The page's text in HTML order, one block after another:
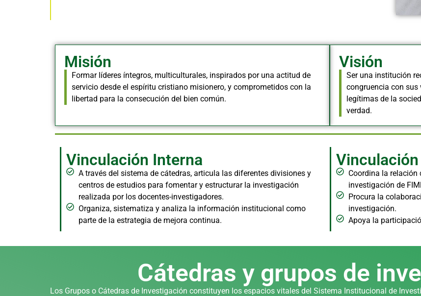
Misión
Formar líderes íntegros, multiculturales, inspirados por una actitud de
servicio desde el espíritu cristiano misionero, y comprometidos con la
libertad para la consecución del bien común.
Visión
Ser una institución
congruencia con sus
legítimas de la
verdad.
Vinculación Interna
A través del sistema de cátedras, articula las diferentes divisiones y
centros de estudios para fomentar y estructurar la investigación
realizada por los docentes-investigadores.
Organiza, sistematiza y analiza la información institucional como
parte de la estrategia de mejora continua.
Coordina la relación
investigación de
Procura la
investigación.
Apoya la
Cátedras y grupos de
Los Grupos o Cátedras de Investigación constituyen los espacios vitales del Sistema Institucional de